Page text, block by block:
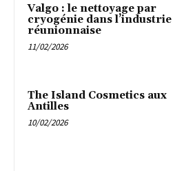
Valgo : le nettoyage par
cryogénie dans l’industrie
réunionnaise
11/02/2026
The Island Cosmetics aux
Antilles
10/02/2026